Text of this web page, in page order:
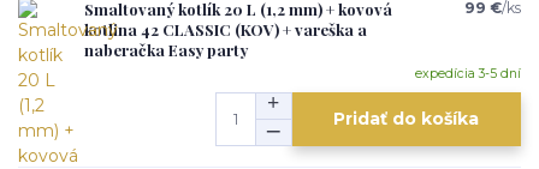
Smaltovaný kotlík 20 L (1,2 mm) + kovová
kotlina 42 CLASSIC (KOV) + vareška a
naberačka Easy party
99 €/ks
expedícia 3-5 dní
Pridať do košíka